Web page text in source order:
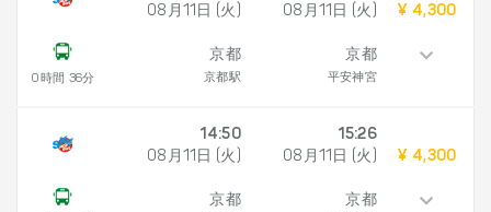
0時間 36分
08月11日 (火)
京都
京都駅
08月11日 (火)
京都
平安神宮
¥ 4,300
14:50
08月11日 (火)
京都
15:26
08月11日 (火)
京都
¥ 4,300